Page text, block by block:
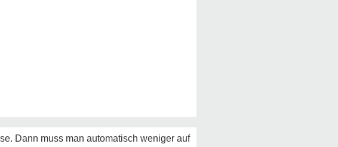
Dann muss man automatisch weniger auf